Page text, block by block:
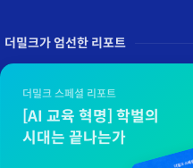
더밀크가 엄선한 리포트
더밀크 스페셜 리포트
[AI 교육 혁명] 학벌의
시대는 끝나는가